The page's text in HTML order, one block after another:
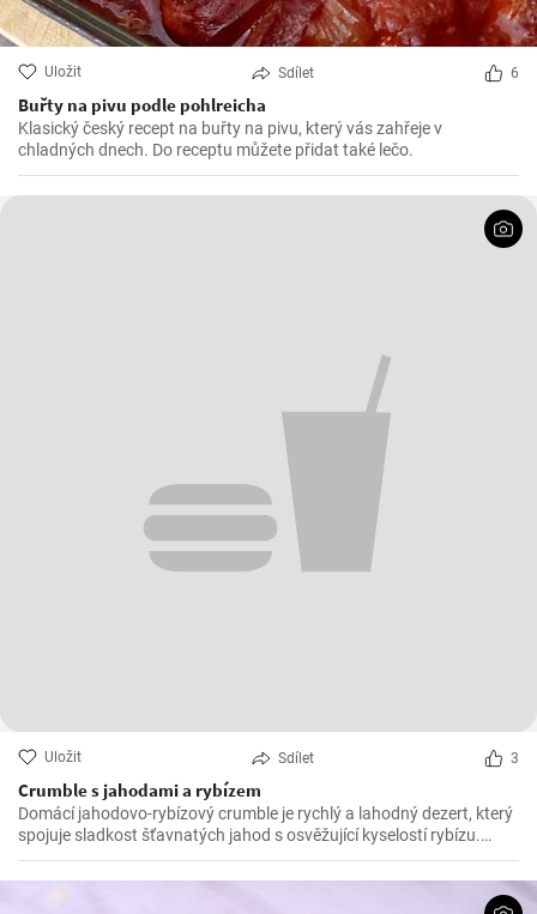
Uložit Sdílet 6
Buřty na pivu podle pohlreicha
Klasický český recept na buřty na pivu, který vás zahřeje v
chladných dnech. Do receptu můžete přidat také lečo.
Uložit Sdílet 3
Crumble s jahodami a rybízem
Domácí jahodovo-rybízový crumble je rychlý a lahodný dezert, který
spojuje sladkost šťavnatých jahod s osvěžující kyselostí rybízu.
Navrch se přidává křupavá drobenka, která se po upečení krásně
rozvoní a dodá dezertu neodolatelnou texturu.